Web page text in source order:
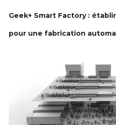
Geek+ Smart Factory :
pour une fabrication